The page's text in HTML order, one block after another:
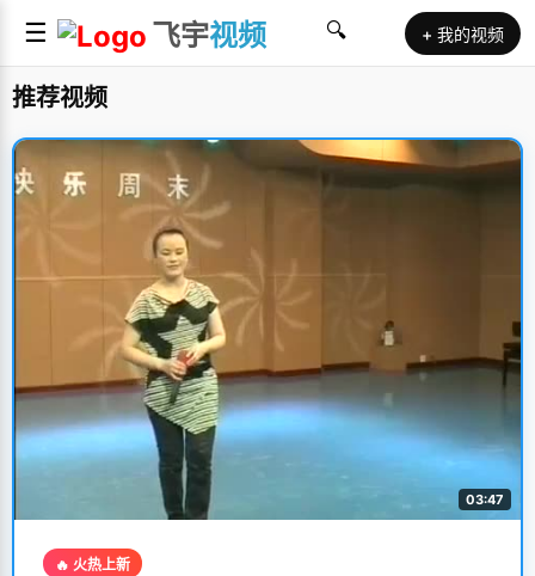
☰ 飞宇视频 🔍 + 我的视频
推荐视频
03:47
🔥 火热上新